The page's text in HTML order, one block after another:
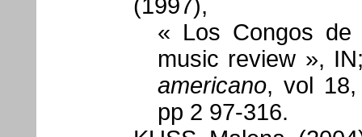
(1997),
« Los Congos de
music review »,
americano, vol 18,
pp 2 97-316.